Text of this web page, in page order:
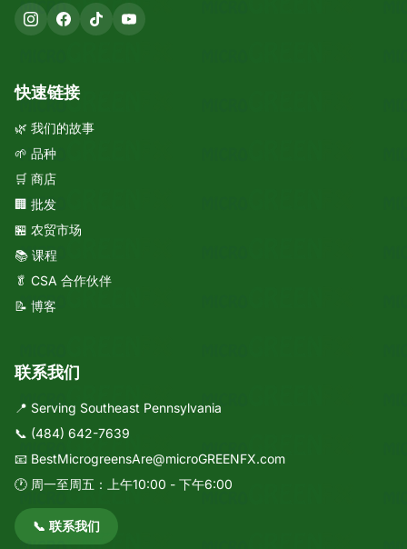
快速链接
🌿 我们的故事
🌱 品种
🛒 商店
🏢 批发
🏪 农贸市场
📚 课程
🥬 CSA 合作伙伴
📝 博客
联系我们
📍 Serving Southeast Pennsylvania
📞 (484) 642-7639
📧 BestMicrogreensAre@microGREENFX.com
🕐 周一至周五：上午10:00 - 下午6:00
📞 联系我们